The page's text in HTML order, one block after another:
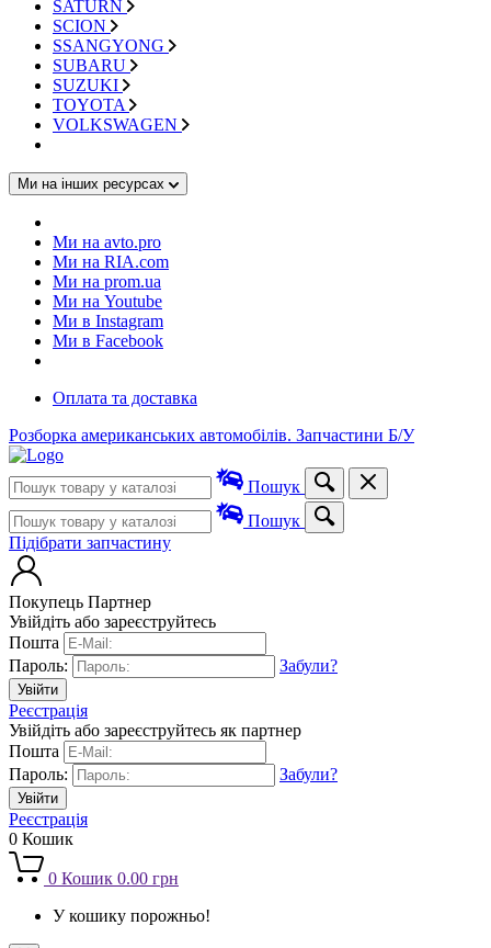
SATURN
SCION
SSANGYONG
SUBARU
SUZUKI
TOYOTA
VOLKSWAGEN
Ми на інших ресурсах
Ми на avto.pro
Ми на RIA.com
Ми на prom.ua
Ми на Youtube
Ми в Instagram
Ми в Facebook
Оплата та доставка
Розборка американських автомобілів. Запчастини Б/У
Пошук
Пошук
Підібрати запчастину
Покупець Партнер
Увійдіть або зареєструйтесь
Пошта
Пароль:
Забули?
Реєстрація
Увійдіть або зареєструйтесь як партнер
Пошта
Пароль:
Забули?
Реєстрація
0 Кошик
0 Кошик 0.00 грн
У кошику порожньо!